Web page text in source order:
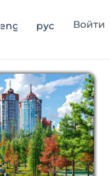
eng рус Войти